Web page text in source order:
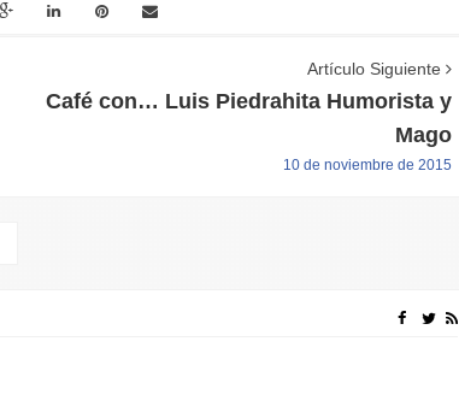
Artículo Siguiente
Café con… Luis Piedrahita Humorista y
Mago
10 de noviembre de 2015